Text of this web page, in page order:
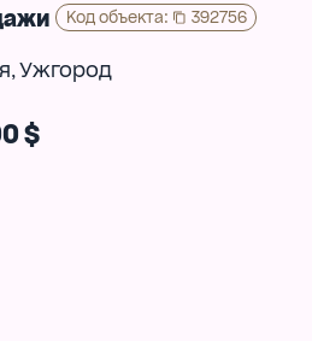
Код объекта: 392756
, Ужгород
$